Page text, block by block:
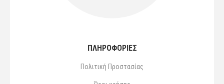
ΠΛΗΡΟΦΟΡΙΕΣ
Πολιτική Προστασίας